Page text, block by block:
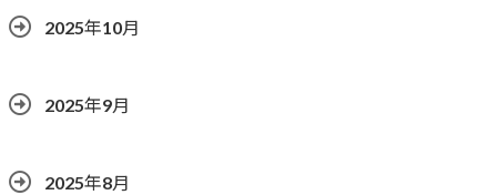
2025年10月
2025年9月
2025年8月